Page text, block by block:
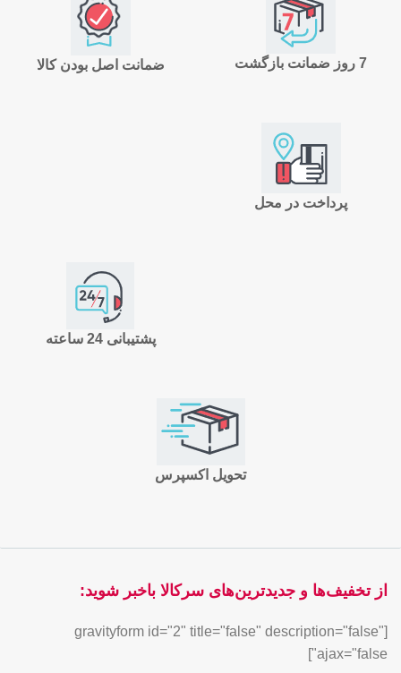
ضمانت اصل بودن کالا 7 روز ضمانت بازگشت
پرداخت در محل
پشتیبانی 24 ساعته
تحویل اکسپرس
از تخفیف‌ها و جدیدترین‌های سرکالا باخبر شوید:
[gravityform id="2" title="false" description="false"
ajax="false"]